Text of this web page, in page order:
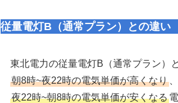
従量電灯B（通常プラン）との違い
東北電力の従量電灯B（通常プラン）
朝8時~夜22時の電気単価が高くなり
夜22時~朝8時の電気単価が安くなる